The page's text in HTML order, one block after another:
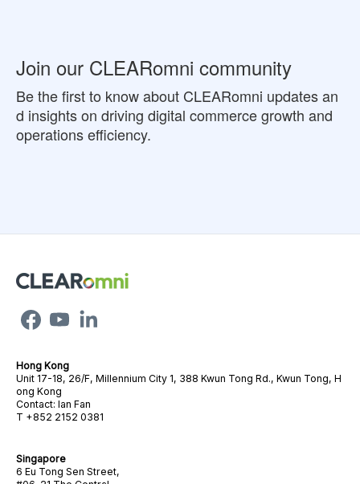
Join our CLEARomni community
Be the first to know about CLEARomni updates an
d insights on driving digital commerce growth and
operations efficiency.
Hong Kong
Unit 17-18, 26/F, Millennium City 1, 388 Kwun Tong Rd., Kwun Tong, H
ong Kong
Contact: Ian Fan
T +852 2152 0381
Singapore
6 Eu Tong Sen Street,